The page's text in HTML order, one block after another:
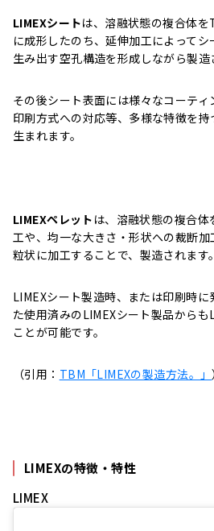
LIMEXシートは、溶融状態の複合体
に成形したのち、延伸加工によって
生み出す空孔構造を形成しながら製造
その後シート表面には様々なコーテ
印刷方式への対応等、多様な特徴を
生まれます。
LIMEXペレット は、溶融状態の複合
工や、均一な大きさ・形状への裁断
粒状に加工することで、製造されます。
LIMEXシート製造時、または印刷時
た使用済みのLIMEXシート製品からも
ことが可能です。
（引用： TBM「LIMEXの製造方法。」
LIMEXの特徴・特性
LIMEX